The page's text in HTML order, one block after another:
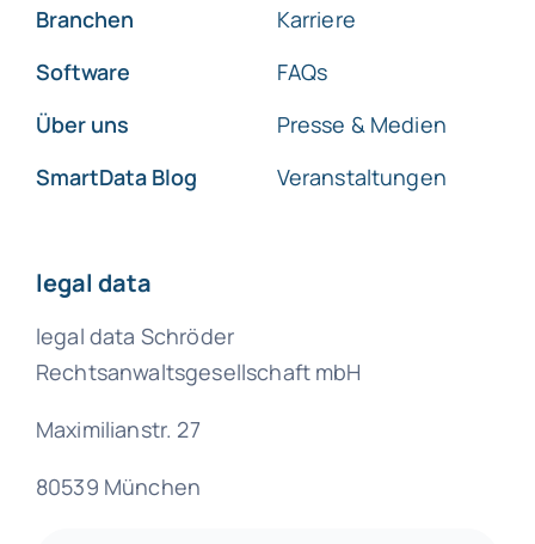
Branchen
Software
Über uns
SmartData Blog
Karriere
FAQs
Presse & Medien
Veranstaltungen
legal data
legal data Schröder
Rechtsanwaltsgesellschaft mbH
Maximilianstr. 27
80539 München